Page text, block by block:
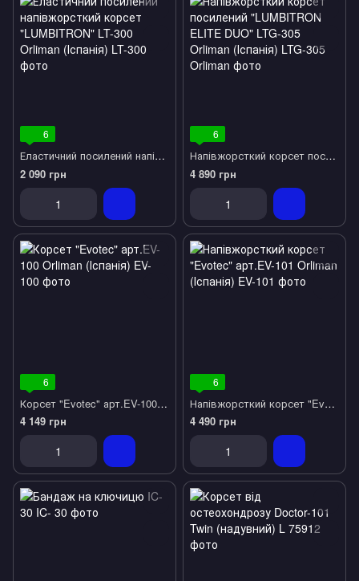
6
Еластичний посилений напівжорсткий корсет "LUMBITRON" LT-300 Orliman (Іспанія)
2 090 грн
6
Напівжорсткий корсет посилений "LUMBITRON ELITE DUO" LTG-305 Orliman (Іспанія)
4 890 грн
6
Корсет "Evotec" арт.EV-100 Orliman (Іспанія)
4 149 грн
6
Напівжорсткий корсет "Evotec" арт.EV-101 Orliman (Іспанія)
4 490 грн